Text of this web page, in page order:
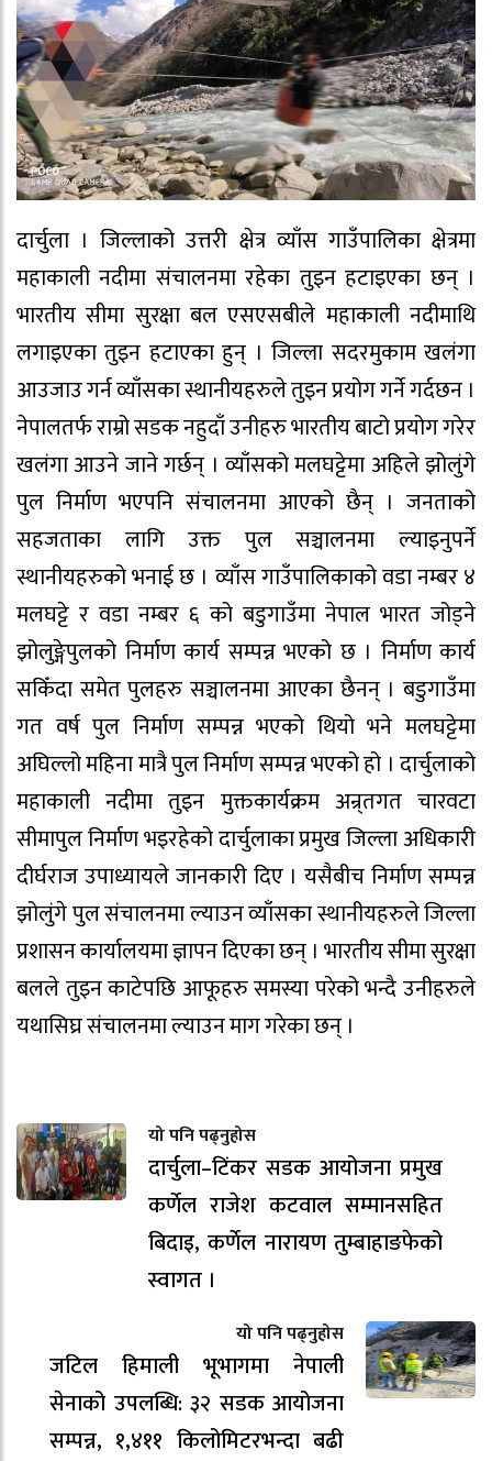
दार्चुला । जिल्लाको उत्तरी क्षेत्र व्याँस गाउँपालिका क्षेत्रमा
महाकाली नदीमा संचालनमा रहेका तुइन हटाइएका छन् ।
भारतीय सीमा सुरक्षा बल एसएसबीले महाकाली नदीमाथि
लगाइएका तुइन हटाएका हुन् । जिल्ला सदरमुकाम खलंगा
आउजाउ गर्न व्याँसका स्थानीयहरुले तुइन प्रयोग गर्ने गर्दछन ।
नेपालतर्फ राम्रो सडक नहुदाँ उनीहरु भारतीय बाटो प्रयोग गरेर
खलंगा आउने जाने गर्छन् । व्याँसको मलघट्टेमा अहिले झोलुंगे
पुल निर्माण भएपनि संचालनमा आएको छैन् । जनताको
सहजताका लागि उक्त पुल सञ्चालनमा ल्याइनुपर्ने
स्थानीयहरुको भनाई छ । व्याँस गाउँपालिकाको वडा नम्बर ४
मलघट्टे र वडा नम्बर ६ को बडुगाउँमा नेपाल भारत जोड्ने
झोलुङ्गेपुलको निर्माण कार्य सम्पन्न भएको छ । निर्माण कार्य
सकिँदा समेत पुलहरु सञ्चालनमा आएका छैनन् । बडुगाउँमा
गत वर्ष पुल निर्माण सम्पन्न भएको थियो भने मलघट्टेमा
अघिल्लो महिना मात्रै पुल निर्माण सम्पन्न भएको हो । दार्चुलाको
महाकाली नदीमा तुइन मुक्तकार्यक्रम अन्र्तगत चारवटा
सीमापुल निर्माण भइरहेको दार्चुलाका प्रमुख जिल्ला अधिकारी
दीर्घराज उपाध्यायले जानकारी दिए । यसैबीच निर्माण सम्पन्न
झोलुंगे पुल संचालनमा ल्याउन व्याँसका स्थानीयहरुले जिल्ला
प्रशासन कार्यालयमा ज्ञापन दिएका छन् । भारतीय सीमा सुरक्षा
बलले तुइन काटेपछि आफूहरु समस्या परेको भन्दै उनीहरुले
यथासिघ्र संचालनमा ल्याउन माग गरेका छन् ।
यो पनि पढ्नुहोस
दार्चुला–टिंकर सडक आयोजना प्रमुख
कर्णेल राजेश कटवाल सम्मानसहित
बिदाइ, कर्णेल नारायण तुम्बाहाङफेको
स्वागत ।
यो पनि पढ्नुहोस
जटिल हिमाली भूभागमा नेपाली
सेनाको उपलब्धि: ३२ सडक आयोजना
सम्पन्न, १,४११ किलोमिटरभन्दा बढी